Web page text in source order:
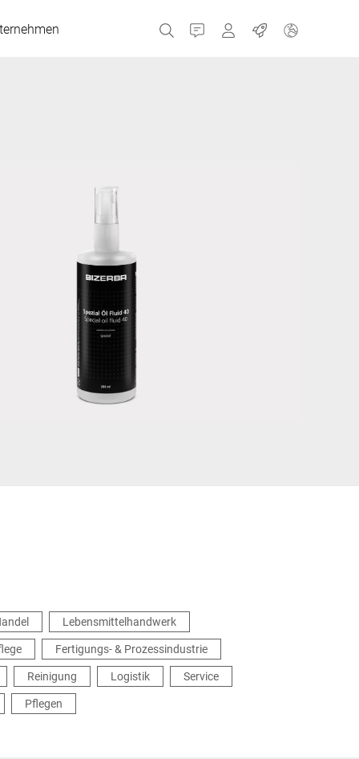
Kontakt MyBizerba
Jobs
Lebensmittelhandwerk
Fertigungs- & Prozessindustrie
Reinigung Logistik
Service
Pflegen